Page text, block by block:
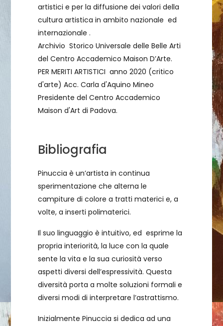
artistici e per la diffusione dei valori della
cultura artistica in ambito nazionale ed
internazionale .
Archivio Storico Universale delle Belle Arti
del Centro Accademico Maison D’Arte.
PER MERITI ARTISTICI anno 2020 (critico
d'arte) Acc. Carla d'Aquino Mineo
Presidente del Centro Accademico
Maison d'Art di Padova.
Bibliografia
Pinuccia è un’artista in continua
sperimentazione che alterna le
campiture di colore a tratti materici e, a
volte, a inserti polimaterici.
Il suo linguaggio è intuitivo, ed esprime la
propria interiorità, la luce con la quale
sente la vita e la sua curiosità verso
aspetti diversi dell’espressività. Questa
diversità porta a molte soluzioni formali e
diversi modi di interpretare l’astrattismo.
Inizialmente Pinuccia si dedica ad una